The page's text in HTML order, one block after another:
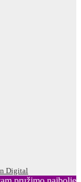
Digital